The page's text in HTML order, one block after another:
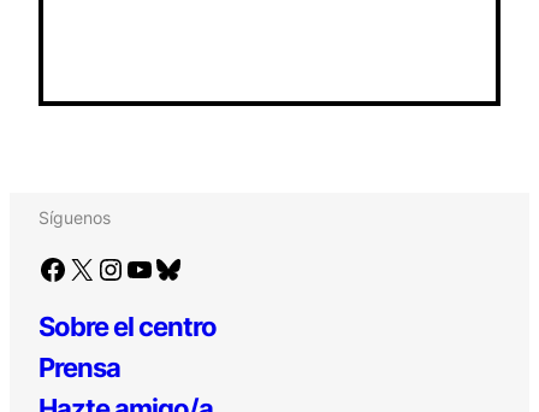
Síguenos
Facebook X Instagram YouTube Bluesky
Sobre el centro
Prensa